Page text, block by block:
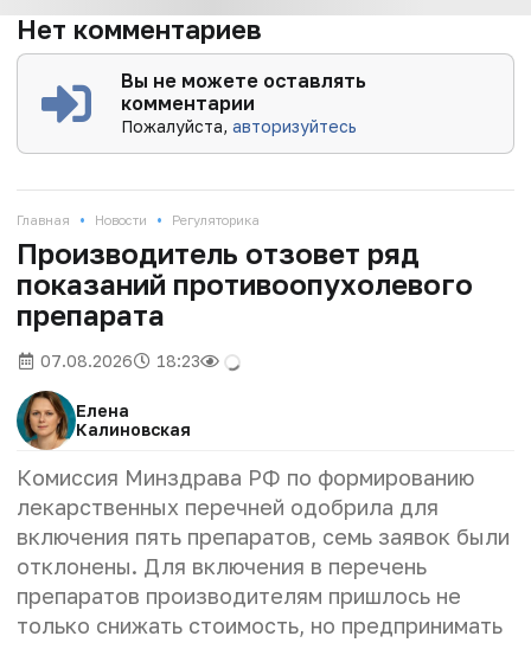
Нет комментариев
Вы не можете оставлять
комментарии
Пожалуйста,авторизуйтесь
Главная • Новости • Регуляторика
Производитель отзовет ряд
показаний противоопухолевого
препарата
07.08.2026 18:23
Елена
Калиновская
Комиссия Минздрава РФ по формированию
лекарственных перечней одобрила для
включения пять препаратов, семь заявок были
отклонены. Для включения в перечень
препаратов производителям пришлось не
только снижать стоимость, но предпринимать